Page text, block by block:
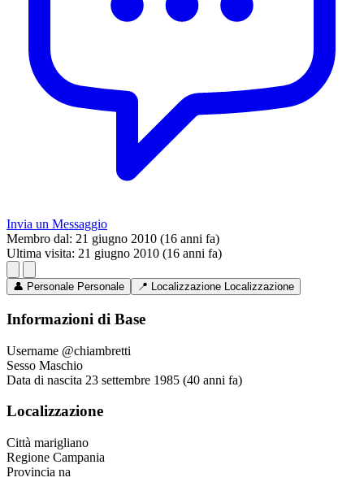
Invia un Messaggio
Membro dal: 21 giugno 2010 (16 anni fa)
Ultima visita: 21 giugno 2010 (16 anni fa)
👤 Personale Personale 📍 Localizzazione Localizzazione
Informazioni di Base
Username @chiambretti
Sesso Maschio
Data di nascita 23 settembre 1985 (40 anni fa)
Localizzazione
Città marigliano
Regione Campania
Provincia na